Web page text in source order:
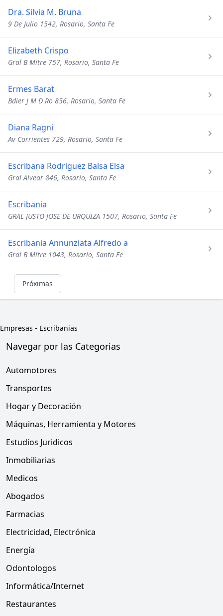
Dra. Silvia M. Bruna
9 De Julio 1542, Rosario, Santa Fe
Elizabeth Crispo
Gral B Mitre 757, Rosario, Santa Fe
Ermes Barat
Bdier J M D Ro 856, Rosario, Santa Fe
Diana Ragni
Av Corrientes 729, Rosario, Santa Fe
Escribana Rodriguez Balsa Elsa
Gral Alvear 846, Rosario, Santa Fe
Escribania
GRAL JUSTO JOSE DE URQUIZA 1507, Rosario, Santa Fe
Escribania Annunziata Alfredo a
Gral B Mitre 1043, Rosario, Santa Fe
Próximas
Empresas - Escribanias
Navegar por las Categorias
Automotores
Transportes
Hogar y Decoración
Máquinas, Herramienta y Motores
Estudios Juridicos
Inmobiliarias
Medicos
Abogados
Farmacias
Electricidad, Electrónica
Energía
Odontologos
Informática/Internet
Restaurantes